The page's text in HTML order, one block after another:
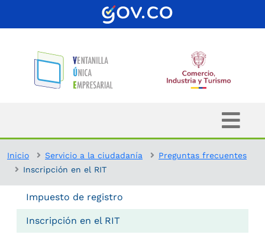
Inicio Servicio a la ciudadanía
Preguntas frecuentes
Inscripción en el RIT
Impuesto de registro
Inscripción en el RIT